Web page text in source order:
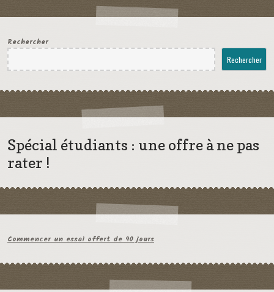
Rechercher
Rechercher
Spécial étudiants : une offre à ne pas
rater !
Commencer un essai offert de 90 jours